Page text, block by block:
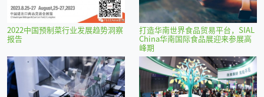
2022中国预制菜行业发展趋势洞察
报告
打造华南世界食品贸易平台，SIAL
China华南国际食品展迎来参展高
峰期